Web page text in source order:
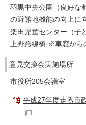
羽黒中央公園（良好な
の避難地機能の向上に
楽田児童センター（子
上野跨線橋 ※車窓から
意見交換会実施場所
市役所205会議室
平成27年度走る市